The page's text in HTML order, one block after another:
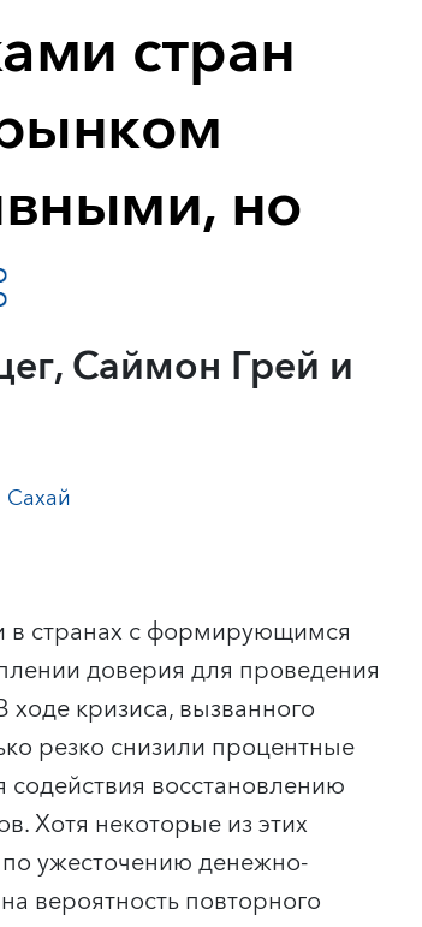
стран
но
Саймон Грей и
Сахай
в странах с формирующимся
доверия для проведения
кризиса, вызванного
резко снизили процентные
восстановлению
Хотя некоторые из этих
ужесточению денежно-
вероятность повторного